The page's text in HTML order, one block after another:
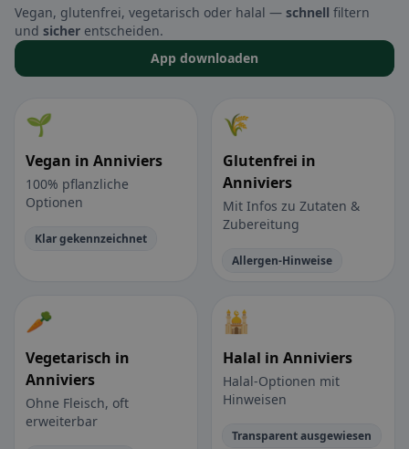
Vegan, glutenfrei, vegetarisch oder halal — schnell filtern
und sicher entscheiden.
App downloaden
🌱
Vegan in Anniviers
100% pflanzliche
Optionen
Klar gekennzeichnet
🌾
Glutenfrei in
Anniviers
Mit Infos zu Zutaten &
Zubereitung
Allergen-Hinweise
🥕
Vegetarisch in
Anniviers
Ohne Fleisch, oft
erweiterbar
🕌
Halal in Anniviers
Halal-Optionen mit
Hinweisen
Transparent ausgewiesen